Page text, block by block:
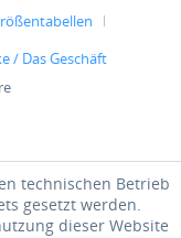
/ Das Geschäft
technischen Betrieb
gesetzt werden.
dieser Website